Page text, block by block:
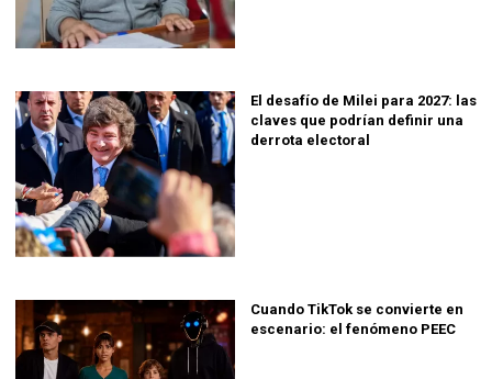
El desafío de Milei para 2027: las
claves que podrían definir una
derrota electoral
Cuando TikTok se convierte en
escenario: el fenómeno PEEC